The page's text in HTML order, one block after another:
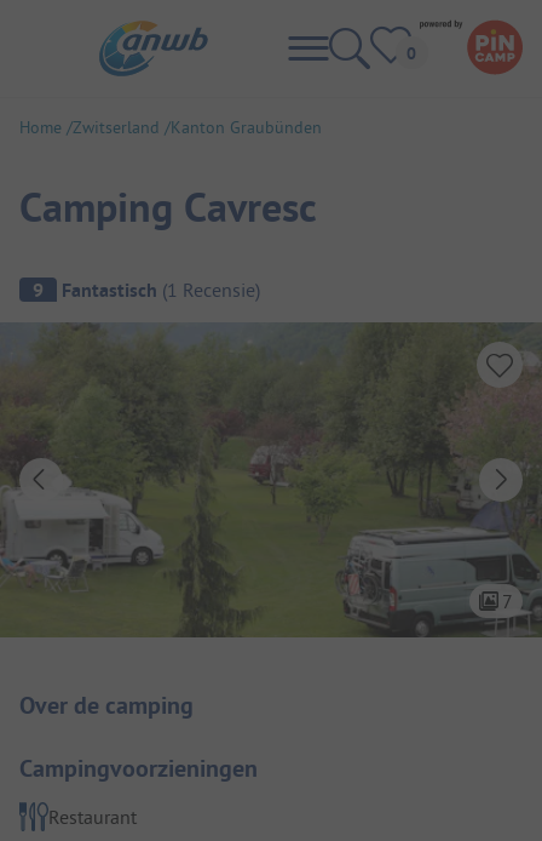
Home Zwitserland Kanton Graubünden
Camping Cavresc
Camping overzicht
9 Fantastisch (1 Recensie)
7
Over de camping
Campingvoorzieningen
Restaurant